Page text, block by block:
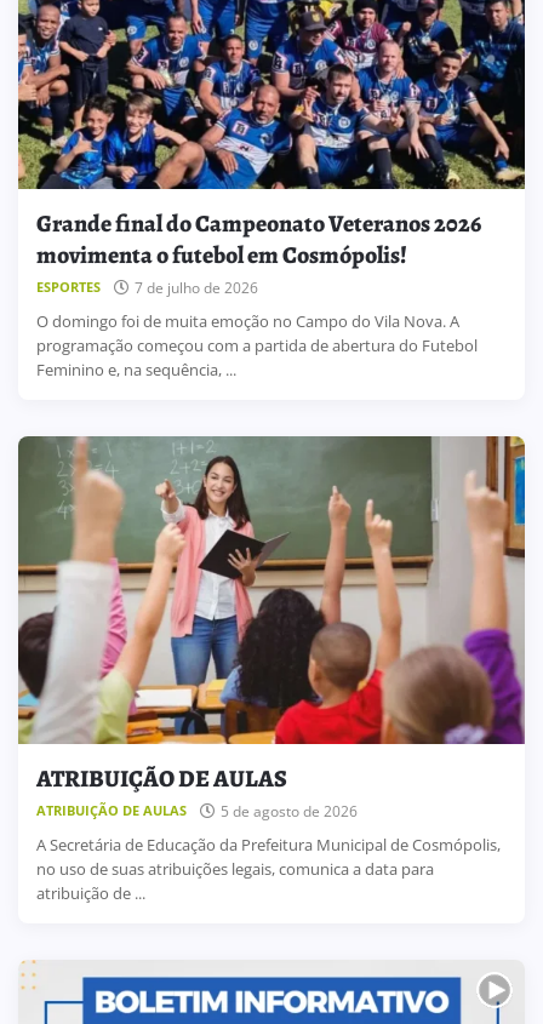
Grande final do Campeonato Veteranos 2026
movimenta o futebol em Cosmópolis!
ESPORTES 7 de julho de 2026
O domingo foi de muita emoção no Campo do Vila Nova. A
programação começou com a partida de abertura do Futebol
Feminino e, na sequência, ...
ATRIBUIÇÃO DE AULAS
ATRIBUIÇÃO DE AULAS 5 de agosto de 2026
A Secretária de Educação da Prefeitura Municipal de Cosmópolis,
no uso de suas atribuições legais, comunica a data para
atribuição de ...